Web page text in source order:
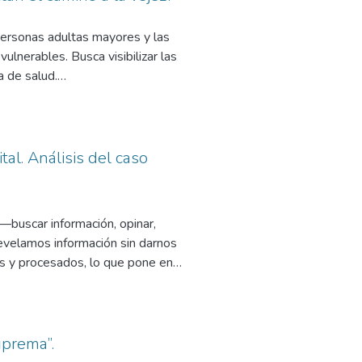
liderazgo coach para aumentar
adultas mayores y las
Busca visibilizar las
de salud.
el Tribunal Superior de
23 de noviembre de 2021,
Análisis del caso
información, opinar,
información sin darnos
y procesados, lo que pone en
inherentes a la
C., 2012; Franco García, D.,